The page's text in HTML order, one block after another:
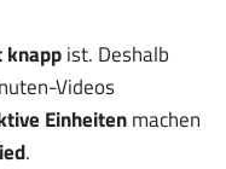
ist. Deshalb
Videos
Einheitenmachen
.